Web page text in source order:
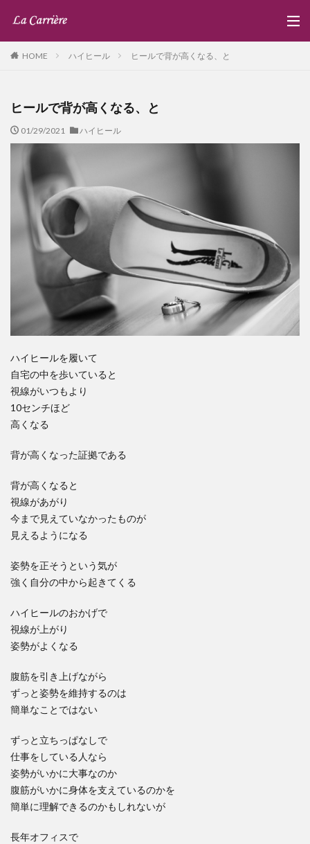
HOME ハイヒール ヒールで背が高くなる、と
ヒールで背が高くなる、と
01/29/2021 ハイヒール
ハイヒールを履いて
自宅の中を歩いていると
視線がいつもより
10センチほど
高くなる
背が高くなった証拠である
背が高くなると
視線があがり
今まで見えていなかったものが
見えるようになる
姿勢を正そうという気が
強く自分の中から起きてくる
ハイヒールのおかげで
視線が上がり
姿勢がよくなる
腹筋を引き上げながら
ずっと姿勢を維持するのは
簡単なことではない
ずっと立ちっぱなしで
仕事をしている人なら
姿勢がいかに大事なのか
腹筋がいかに身体を支えているのかを
簡単に理解できるのかもしれないが
長年オフィスで